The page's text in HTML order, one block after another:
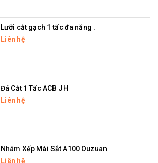
Lưỡi cắt gạch 1 tấc đa năng .
Liên hệ
Đá Cắt 1 Tấc ACB JH
Liên hệ
Nhám Xếp Mài Sắt A100 Ouzuan
Liên hệ